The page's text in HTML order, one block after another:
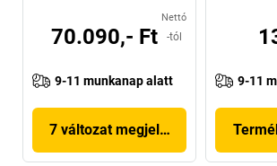
Nettó
70.090,- Ft -tól
9-11 munkanap alatt
7 változat megjelenítése
9-11